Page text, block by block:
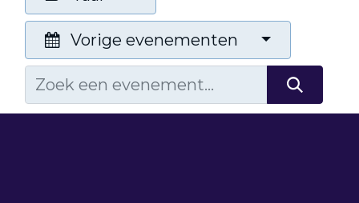
Vorige evenementen